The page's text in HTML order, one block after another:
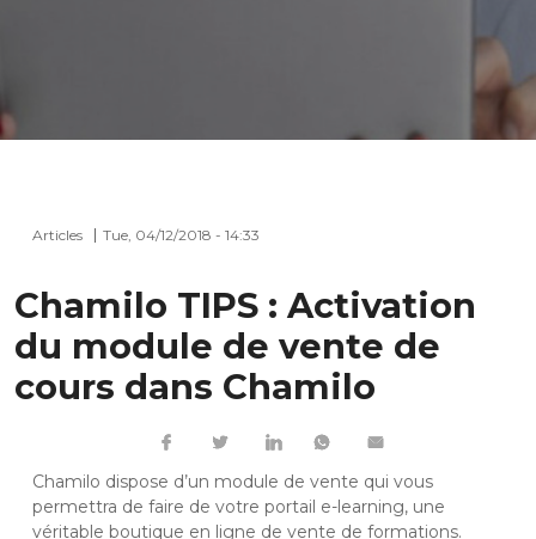
Articles Tue, 04/12/2018 - 14:33
Chamilo TIPS : Activation
du module de vente de
cours dans Chamilo
Chamilo dispose d’un module de vente qui vous
permettra de faire de votre portail e-learning, une
véritable boutique en ligne de vente de formations.